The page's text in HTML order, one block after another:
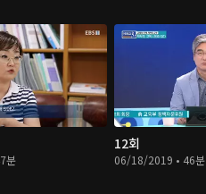
분
12회
06/18/2019 • 46분